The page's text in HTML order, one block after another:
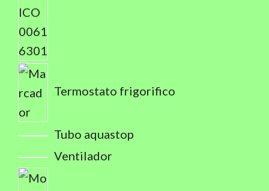
Termostato frigorifico
Tubo aquastop
Ventilador